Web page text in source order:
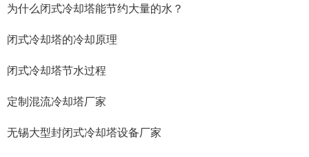
为什么闭式冷却塔能节约大量的水？
闭式冷却塔的冷却原理
闭式冷却塔节水过程
定制混流冷却塔厂家
无锡大型封闭式冷却塔设备厂家